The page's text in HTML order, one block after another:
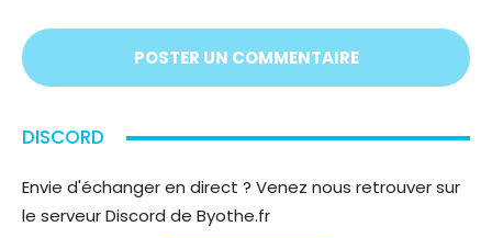
;)
DISCORD
Envie d'échanger en direct ? Venez nous retrouver sur
le serveur Discord de Byothe.fr